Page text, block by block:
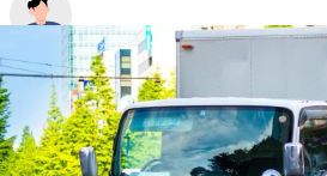
転職を考えた理由は？
現場の仕事に、限界を感じ 考
入社を決めた理由は？